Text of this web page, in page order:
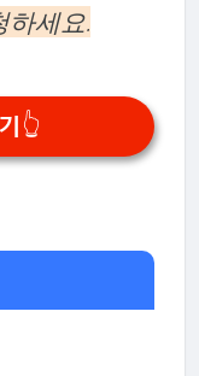
하세요.
👆